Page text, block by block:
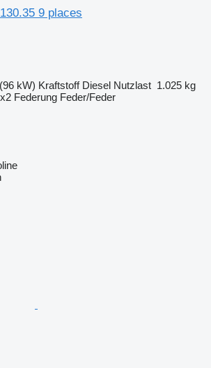
9 places
kW) Kraftstoff Diesel Nutzlast 1.025 kg
Federung Feder/Feder